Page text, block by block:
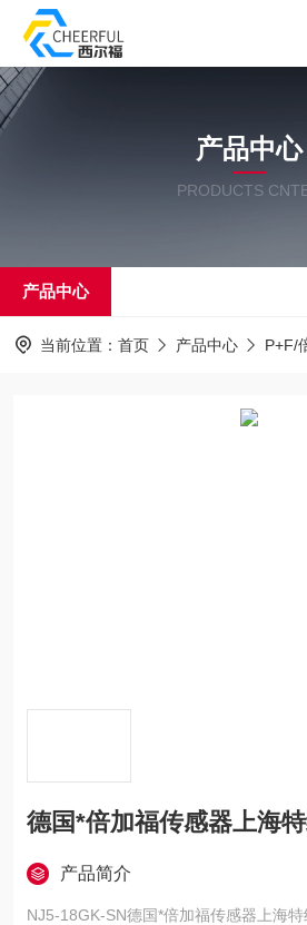
产品中心
PRODUCTS
产品中心
当前位置： 首页 产品中心 P+F/
德国*倍加福传感器上海
产品简介
NJ5-18GK-SN德国*倍加福传感器上海特